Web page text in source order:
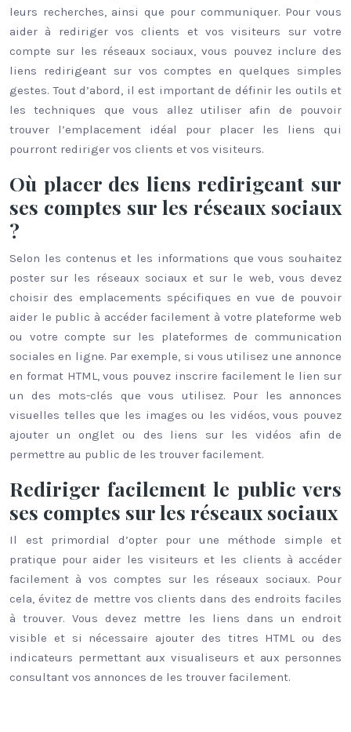
leurs recherches, ainsi que pour communiquer. Pour vous
aider à rediriger vos clients et vos visiteurs sur votre
compte sur les réseaux sociaux, vous pouvez inclure des
liens redirigeant sur vos comptes en quelques simples
gestes. Tout d’abord, il est important de définir les outils et
les techniques que vous allez utiliser afin de pouvoir
trouver l’emplacement idéal pour placer les liens qui
pourront rediriger vos clients et vos visiteurs.
Où placer des liens redirigeant sur
ses comptes sur les réseaux sociaux
?
Selon les contenus et les informations que vous souhaitez
poster sur les réseaux sociaux et sur le web, vous devez
choisir des emplacements spécifiques en vue de pouvoir
aider le public à accéder facilement à votre plateforme web
ou votre compte sur les plateformes de communication
sociales en ligne. Par exemple, si vous utilisez une annonce
en format HTML, vous pouvez inscrire facilement le lien sur
un des mots-clés que vous utilisez. Pour les annonces
visuelles telles que les images ou les vidéos, vous pouvez
ajouter un onglet ou des liens sur les vidéos afin de
permettre au public de les trouver facilement.
Rediriger facilement le public vers
ses comptes sur les réseaux sociaux
Il est primordial d’opter pour une méthode simple et
pratique pour aider les visiteurs et les clients à accéder
facilement à vos comptes sur les réseaux sociaux. Pour
cela, évitez de mettre vos clients dans des endroits faciles
à trouver. Vous devez mettre les liens dans un endroit
visible et si nécessaire ajouter des titres HTML ou des
indicateurs permettant aux visualiseurs et aux personnes
consultant vos annonces de les trouver facilement.